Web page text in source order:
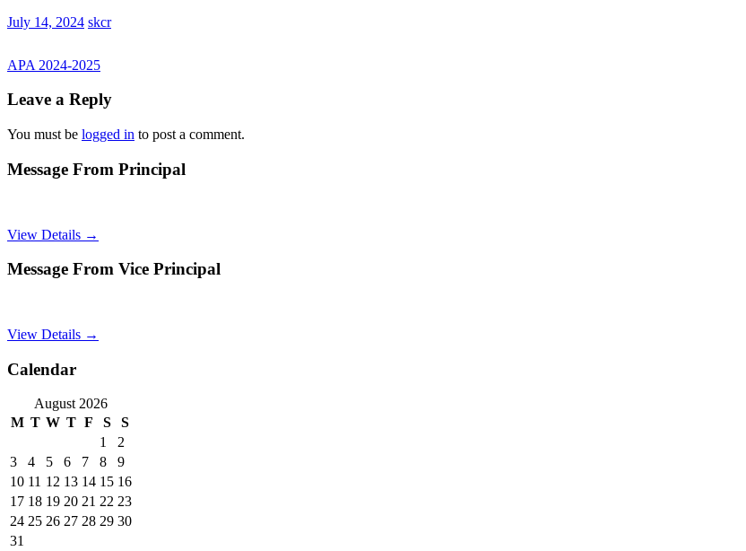
July 14, 2024 skcr
APA 2024-2025
Leave a Reply
You must be logged in to post a comment.
Message From Principal
View Details →
Message From Vice Principal
View Details →
Calendar
August 2026
M T W T F S
S
1
2
3
4 5 6 7 8
9
10 11 12 13 14 15 16
17 18 19 20 21 22 23
24 25 26 27 28 29 30
31